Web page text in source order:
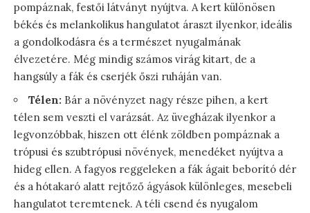
pompáznak, festői látványt nyújtva. A kert különösen
békés és melankolikus hangulatot áraszt ilyenkor, ideális
a gondolkodásra és a természet nyugalmának
élvezetére. Még mindig számos virág kitart, de a
hangsúly a fák és cserjék őszi ruháján van.
Télen: Bár a növényzet nagy része pihen, a kert
télen sem veszti el varázsát. Az üvegházak ilyenkor a
legvonzóbbak, hiszen ott élénk zöldben pompáznak a
trópusi és szubtrópusi növények, menedéket nyújtva a
hideg ellen. A fagyos reggeleken a fák ágait beborító dér
és a hótakaró alatt rejtőző ágyások különleges, mesebeli
hangulatot teremtenek. A téli csend és nyugalom